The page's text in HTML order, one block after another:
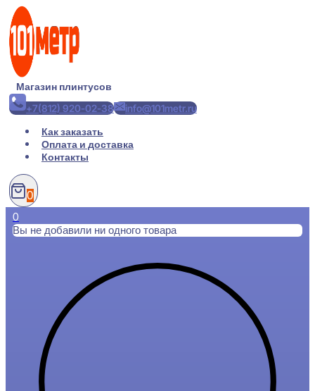
Перейти
содержимому
Магазин плинтусов
+7(812) 920-02-38
info@101metr.ru
Как заказать
Оплата и доставка
Контакты
0
0
Вы не добавили ни одного товара